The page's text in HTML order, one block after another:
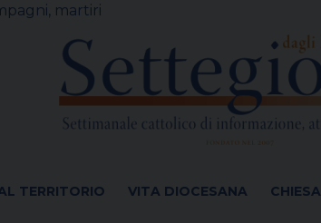
martiri
TERRITORIO VITA DIOCESANA CHIESA